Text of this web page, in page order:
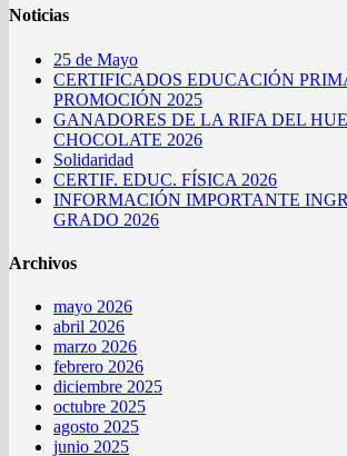
entradas
Noticias
25 de Mayo
CERTIFICADOS EDUCACIÓN
PROMOCIÓN 2025
GANADORES DE LA RIFA DEL
CHOCOLATE 2026
Solidaridad
CERTIF. EDUC. FÍSICA 2026
INFORMACIÓN IMPORTANTE
GRADO 2026
Archivos
mayo 2026
abril 2026
marzo 2026
febrero 2026
diciembre 2025
octubre 2025
agosto 2025
junio 2025